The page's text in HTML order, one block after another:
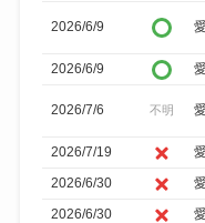
2026/6/9
2026/6/9
2026/7/6 不明
2026/7/19
2026/6/30
2026/6/30